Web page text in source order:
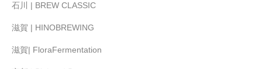
石川 | BREW CLASSIC
滋賀 | HINOBREWING
滋賀| FloraFermentation